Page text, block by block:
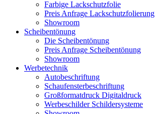
Farbige Lackschutzfolie
Preis Anfrage Lackschutzfolierung
Showroom
Scheibentönung
Die Scheibentönung
Preis Anfrage Scheibentönung
Showroom
Werbetechnik
Autobeschriftung
Schaufensterbeschriftung
Großformatdruck Digitaldruck
Werbeschilder Schildersysteme